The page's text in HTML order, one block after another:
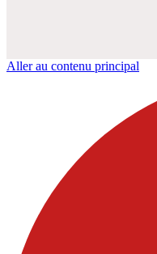
Aller au contenu principal